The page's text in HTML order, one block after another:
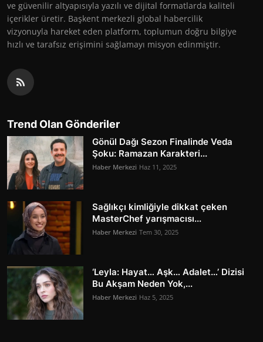
ve güvenilir altyapısıyla yazılı ve dijital formatlarda kaliteli
içerikler üretir. Başkent merkezli global habercilik
vizyonuyla hareket eden platform, toplumun doğru bilgiye
hızlı ve tarafsız erişimini sağlamayı misyon edinmiştir.
Trend Olan Gönderiler
Gönül Dağı Sezon Finalinde Veda
Şoku: Ramazan Karakteri...
Haber Merkezi Haz 11, 2025
Sağlıkçı kimliğiyle dikkat çeken
MasterChef yarışmacısı...
Haber Merkezi Tem 30, 2025
‘Leyla: Hayat… Aşk… Adalet…’ Dizisi
Bu Akşam Neden Yok,...
Haber Merkezi Haz 5, 2025